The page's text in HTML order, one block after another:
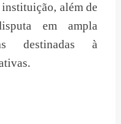
além de
em ampla
destinadas à